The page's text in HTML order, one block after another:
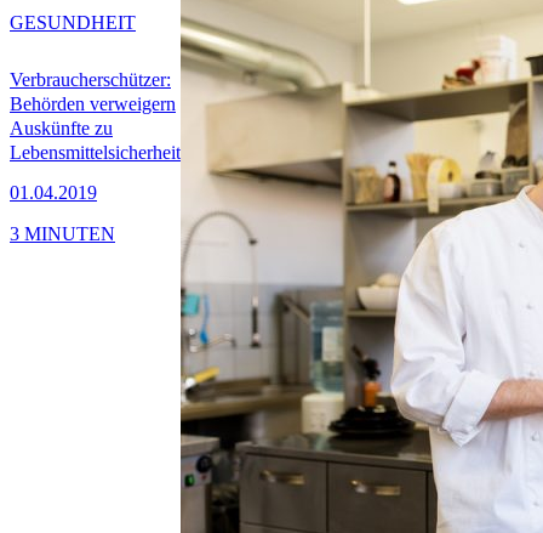
Verbraucherschützer:
Behörden verweigern
Auskünfte zu
Lebensmittelsicherheit
01.04.2019
GESUNDHEIT
3 MINUTEN